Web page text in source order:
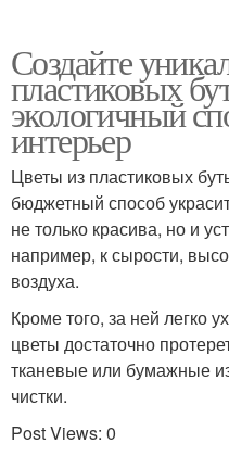
Создайте
пластиковых
экологичный
интерьер
Цветы из пластиковых
бюджетный способ
не только красива, но и
например, к сырости,
воздуха.
Кроме того, за ней легко
цветы достаточно
тканевые или бумажные
чистки.
Post Views: 0